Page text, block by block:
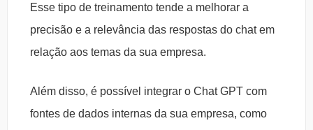
Esse tipo de treinamento tende a melhorar a
precisão e a relevância das respostas do chat em
relação aos temas da sua empresa.
Além disso, é possível integrar o Chat GPT com
fontes de dados internas da sua empresa, como